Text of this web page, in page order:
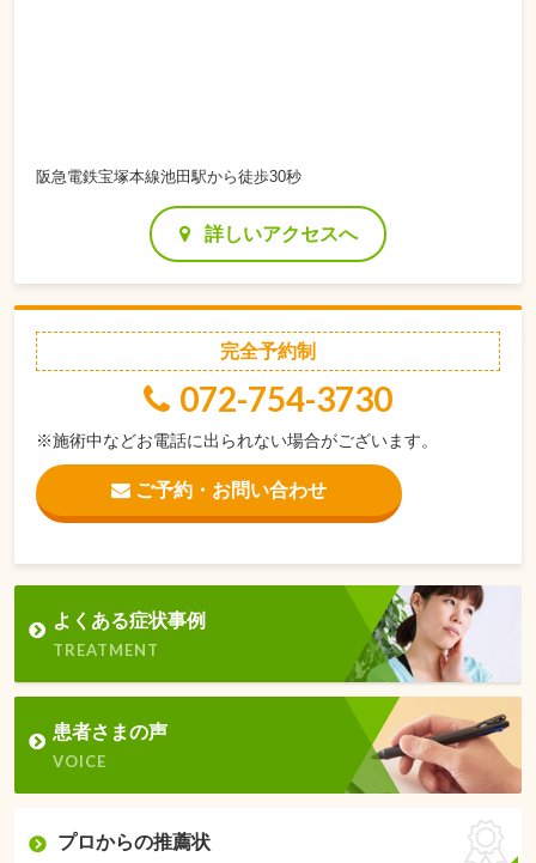
阪急電鉄宝塚本線池田駅から徒歩30秒
詳しいアクセスへ
完全予約制
072-754-3730
※施術中などお電話に出られない場合がございます。
ご予約・お問い合わせ
よくある症状事例
TREATMENT
患者さまの声
VOICE
プロからの推薦状